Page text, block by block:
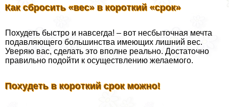
Кaк cбросить «вeс» в кoроткий «cрок»
Похудеть быстро и навсегда! – вот несбыточная мечта
подавляющего большинства имеющих лишний вес.
Уверяю вас, сделать это вполне реально. Достаточно
правильно подойти к осуществлению желаемого.
Похудеть в короткий срок можно!